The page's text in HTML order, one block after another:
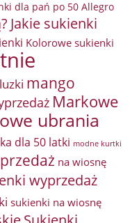
dla pań po 50 Allegro
Jakie sukienki
Kolorowe sukienki
mango
Markowe
ubrania
dla 50 latki modne kurtki
na wiosnę
wyprzedaż
sukienki na wiosnę